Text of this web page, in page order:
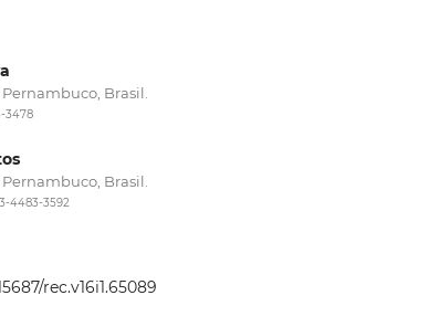
Brasil.
3478
Brasil.
4483-3592
rec.v16i1.65089